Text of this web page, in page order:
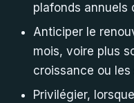
plafonds annuels
Anticiper le
mois, voire plus
croissance ou
Privilégier,